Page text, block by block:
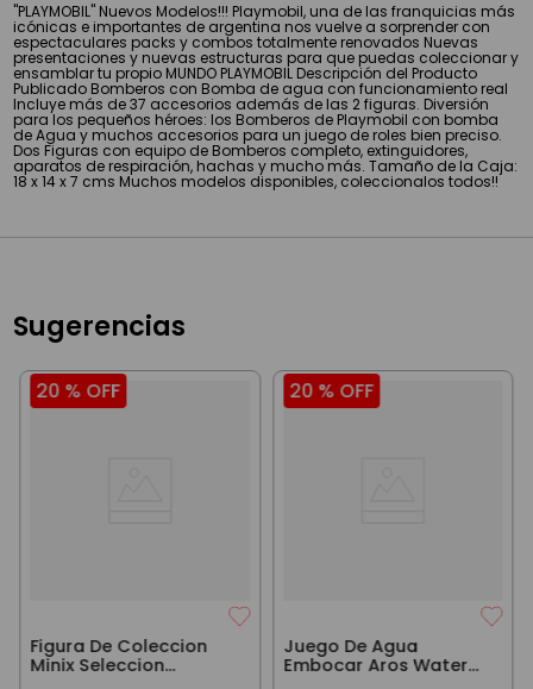
"PLAYMOBIL" Nuevos Modelos!!! Playmobil, una de las franquicias más
icónicas e importantes de argentina nos vuelve a sorprender con
espectaculares packs y combos totalmente renovados Nuevas
presentaciones y nuevas estructuras para que puedas coleccionar y
ensamblar tu propio MUNDO PLAYMOBIL Descripción del Producto
Publicado Bomberos con Bomba de agua con funcionamiento real
Incluye más de 37 accesorios además de las 2 figuras. Diversión
para los pequeños héroes: los Bomberos de Playmobil con bomba
de Agua y muchos accesorios para un juego de roles bien preciso.
Dos Figuras con equipo de Bomberos completo, extinguidores,
aparatos de respiración, hachas y mucho más. Tamaño de la Caja:
18 x 14 x 7 cms Muchos modelos disponibles, coleccionalos todos!!
Sugerencias
20 % OFF
Figura De Coleccion
Minix Seleccion
20 % OFF
Juego De Agua
Embocar Aros Water